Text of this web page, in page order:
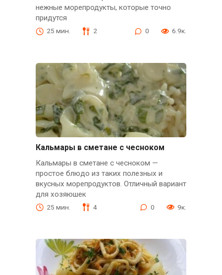
нежные морепродукты, которые точно
придутся
25 мин. 2 0 6.9к.
Кальмары в сметане с чесноком
Кальмары в сметане с чесноком —
простое блюдо из таких полезных и
вкусных морепродуктов. Отличный вариант
для хозяюшек
25 мин. 4 0 9к.